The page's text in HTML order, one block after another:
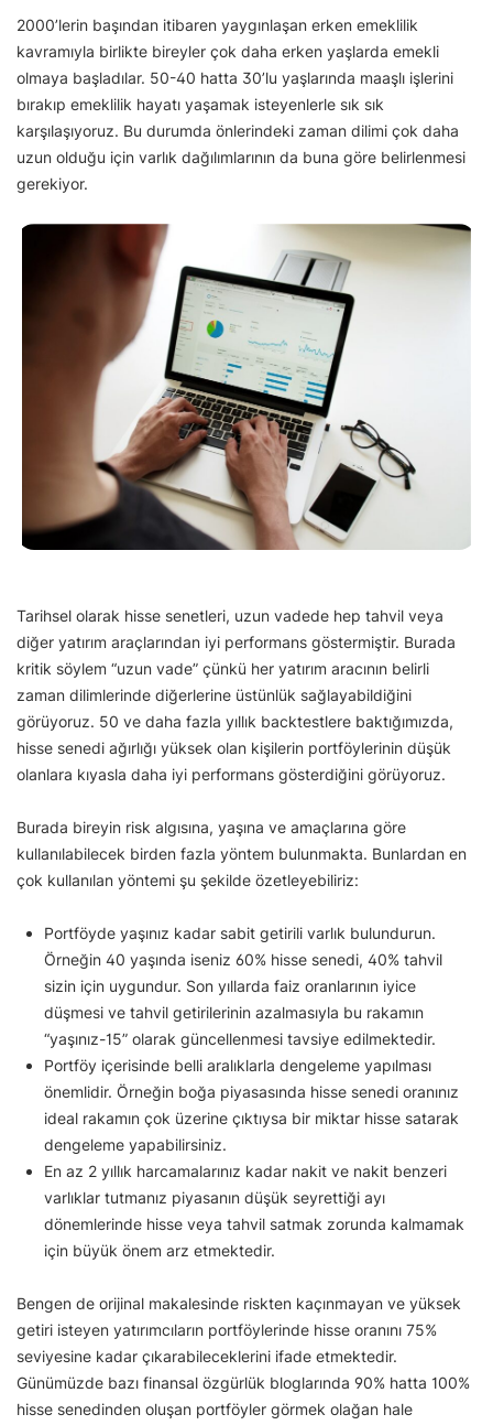
2000’lerin başından itibaren yaygınlaşan erken emeklilik
kavramıyla birlikte bireyler çok daha erken yaşlarda emekli
olmaya başladılar. 50-40 hatta 30’lu yaşlarında maaşlı işlerini
bırakıp emeklilik hayatı yaşamak isteyenlerle sık sık
karşılaşıyoruz. Bu durumda önlerindeki zaman dilimi çok daha
uzun olduğu için varlık dağılımlarının da buna göre belirlenmesi
gerekiyor.
Tarihsel olarak hisse senetleri, uzun vadede hep tahvil veya
diğer yatırım araçlarından iyi performans göstermiştir. Burada
kritik söylem “uzun vade” çünkü her yatırım aracının belirli
zaman dilimlerinde diğerlerine üstünlük sağlayabildiğini
görüyoruz. 50 ve daha fazla yıllık backtestlere baktığımızda,
hisse senedi ağırlığı yüksek olan kişilerin portföylerinin düşük
olanlara kıyasla daha iyi performans gösterdiğini görüyoruz.
Burada bireyin risk algısına, yaşına ve amaçlarına göre
kullanılabilecek birden fazla yöntem bulunmakta. Bunlardan en
çok kullanılan yöntemi şu şekilde özetleyebiliriz:
Portföyde yaşınız kadar sabit getirili varlık bulundurun.
Örneğin 40 yaşında iseniz 60% hisse senedi, 40% tahvil
sizin için uygundur. Son yıllarda faiz oranlarının iyice
düşmesi ve tahvil getirilerinin azalmasıyla bu rakamın
“yaşınız-15” olarak güncellenmesi tavsiye edilmektedir.
Portföy içerisinde belli aralıklarla dengeleme yapılması
önemlidir. Örneğin boğa piyasasında hisse senedi oranınız
ideal rakamın çok üzerine çıktıysa bir miktar hisse satarak
dengeleme yapabilirsiniz.
En az 2 yıllık harcamalarınız kadar nakit ve nakit benzeri
varlıklar tutmanız piyasanın düşük seyrettiği ayı
dönemlerinde hisse veya tahvil satmak zorunda kalmamak
için büyük önem arz etmektedir.
Bengen de orijinal makalesinde riskten kaçınmayan ve yüksek
getiri isteyen yatırımcıların portföylerinde hisse oranını 75%
seviyesine kadar çıkarabileceklerini ifade etmektedir.
Günümüzde bazı finansal özgürlük bloglarında 90% hatta 100%
hisse senedinden oluşan portföyler görmek olağan hale